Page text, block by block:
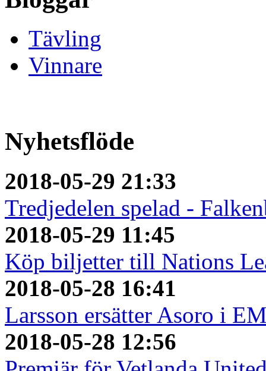
Tävling
Vinnare
Nyhetsflöde
2018-05-29 21:33
Tredjedelen spelad -
2018-05-29 11:45
Köp biljetter till Nations
2018-05-28 16:41
Larsson ersätter Asoro i
2018-05-28 12:56